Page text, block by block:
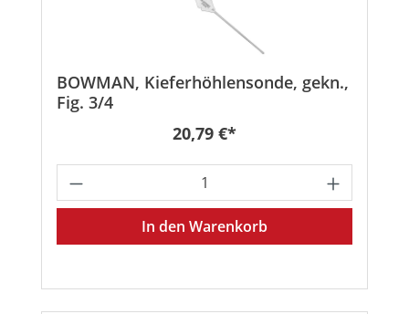
BOWMAN, Kieferhöhlensonde, gekn.,
Fig. 3/4
Regulärer Preis:
20,79 €*
Produkt Anzahl: Gib den
In den Warenkorb